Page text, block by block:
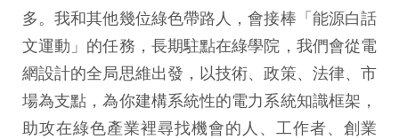
多。我和其他幾位綠色帶路人，會接棒「能源白話
文運動」的任務，長期駐點在綠學院，我們會從電
網設計的全局思維出發，以技術、政策、法律、市
場為支點，為你建構系統性的電力系統知識框架，
助攻在綠色產業裡尋找機會的人、工作者、創業